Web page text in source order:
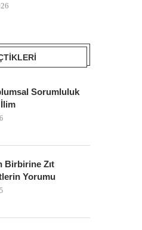
Sorumluluk
Birbirine Zıt
Yorumu